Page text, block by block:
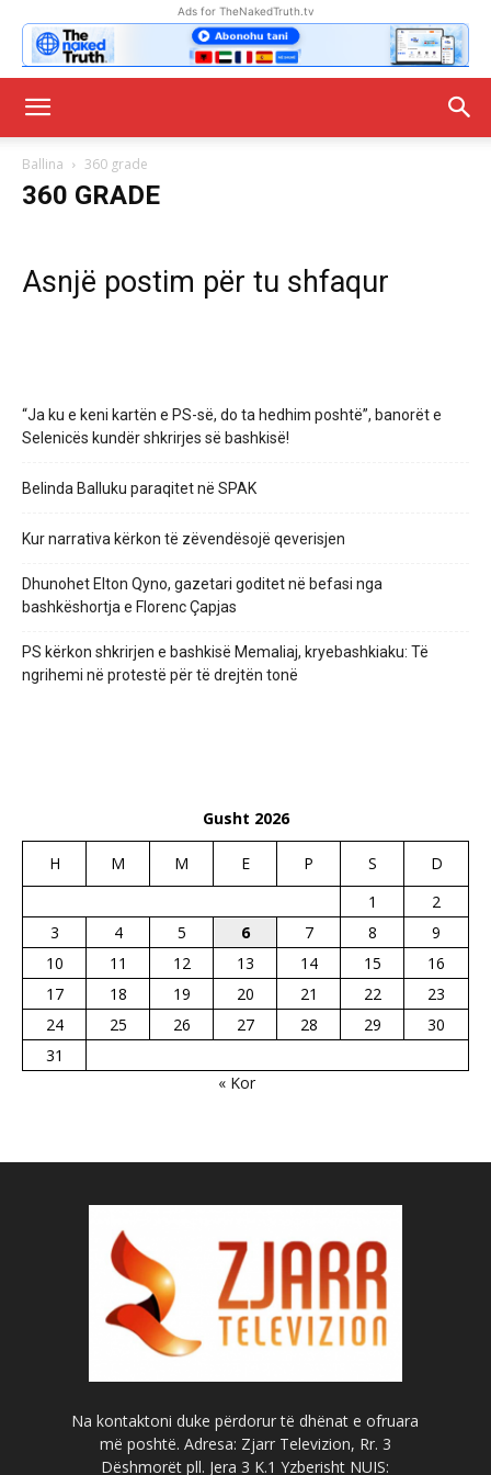
Ads for TheNakedTruth.tv
Ballina 360 grade
360 GRADE
Asnjë postim për tu shfaqur
“Ja ku e keni kartën e PS-së, do ta hedhim poshtë”, banorët e
Selenicës kundër shkrirjes së bashkisë!
Belinda Balluku paraqitet në SPAK
Kur narrativa kërkon të zëvendësojë qeverisjen
Dhunohet Elton Qyno, gazetari goditet në befasi nga
bashkëshortja e Florenc Çapjas
PS kërkon shkrirjen e bashkisë Memaliaj, kryebashkiaku: Të
ngrihemi në protestë për të drejtën tonë
Gusht 2026
H M M E P S
D
1
2
3
4 5 6 7 8
9
10
11 12 13 14 15
16
17
18 19 20 21 22
23
24
25 26 27 28 29
30
31
« Kor
Na kontaktoni duke përdorur të dhënat e ofruara
më poshtë. Adresa: Zjarr Televizion, Rr. 3
Dëshmorët pll. Jera 3 K.1 Yzberisht NUIS: